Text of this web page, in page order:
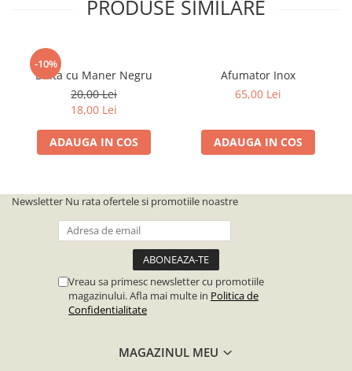
Hranitoare Apicole
Sirop pentru Albine
Suplimente
Turta si Hrana Solida pentru
Lucru cu Ceara
Ceara
Forme Lumanari
Topitoare Ceara
Accesorii
PRODUSE SIMILARE
-10%
Dalta cu Maner Negru
20,00 Lei
18,00 Lei
ADAUGA IN COS
Afumator Inox
65,00 Lei
ADAUGA IN COS
Newsletter Nu rata ofertele si promotiile noastre
Vreau sa primesc newsletter cu promotiile
magazinului. Afla mai multe in Politica de
Confidentialitate
MAGAZINUL MEU